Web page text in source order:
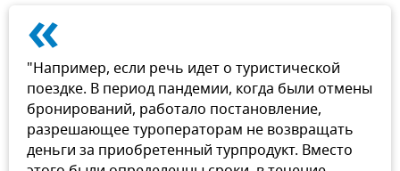
«
"Например, если речь идет о туристической
поездке. В период пандемии, когда были отмены
бронирований, работало постановление,
разрешающее туроператорам не возвращать
деньги за приобретенный турпродукт. Вместо